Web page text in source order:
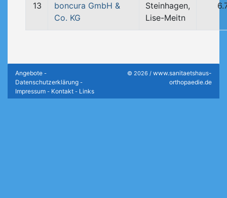
13
boncura GmbH &
Co. KG
Steinhagen,
Lise-Meitn
Angebote -
Datenschutzerklärung -
Impressum - Kontakt - Links
© 2026 / www.sanitaetshaus-
orthopaedie.de